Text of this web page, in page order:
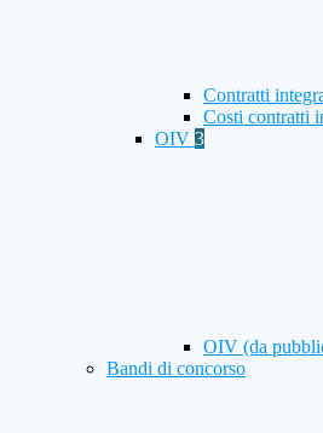
Contratti
Costi contratti
OIV 3
OIV (da
Bandi di concorso